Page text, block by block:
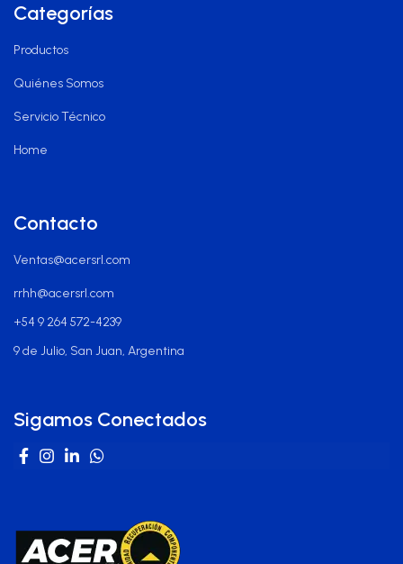
Categorías
Productos
Quiénes Somos
Servicio Técnico
Home
Contacto
Ventas@acersrl.com
rrhh@acersrl.com
+54 9 264 572-4239
9 de Julio, San Juan, Argentina
Sigamos Conectados